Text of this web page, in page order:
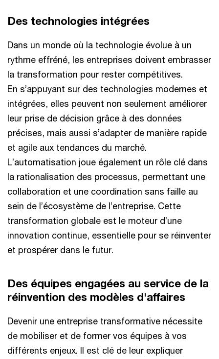
Des technologies intégrées​
Dans un monde où la technologie évolue à un
rythme effréné, les entreprises doivent embrasser
la transformation pour rester compétitives.
En s’appuyant sur des technologies modernes et
intégrées, elles peuvent non seulement améliorer
leur prise de décision grâce à des données
précises, mais aussi s’adapter de manière rapide
et agile aux tendances du marché.
L’automatisation joue également un rôle clé dans
la rationalisation des processus, permettant une
collaboration et une coordination sans faille au
sein de l’écosystème de l’entreprise. Cette
transformation globale est le moteur d’une
innovation continue, essentielle pour se réinventer
et prospérer dans le futur.​
Des équipes engagées au service de la
réinvention des modèles d'affaires​
Devenir une entreprise transformative nécessite
de mobiliser et de former vos équipes à vos
différents enjeux. Il est clé de leur expliquer